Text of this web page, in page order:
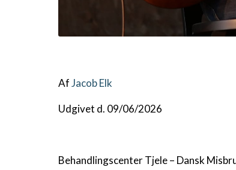
AfJacob Elk
Udgivet d. 09/06/2026
Behandlingscenter Tjele – Dansk